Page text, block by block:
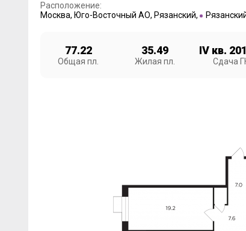
Расположение:
Москва, Юго-Восточный АО, Рязанский,
77.22
Общая пл.
35.49
Жилая пл.
IV кв.
Сдача